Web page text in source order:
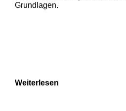
Grundlagen.
Weiterlesen